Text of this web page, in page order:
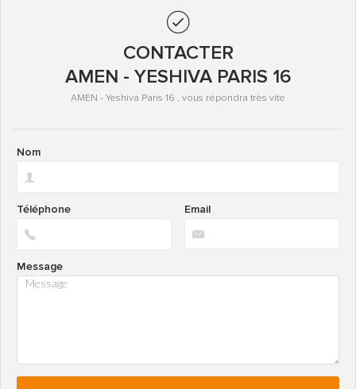
CONTACTER
AMEN - YESHIVA PARIS 16
AMEN - Yeshiva Paris 16 , vous répondra très vite
Nom
Email
Téléphone
Message